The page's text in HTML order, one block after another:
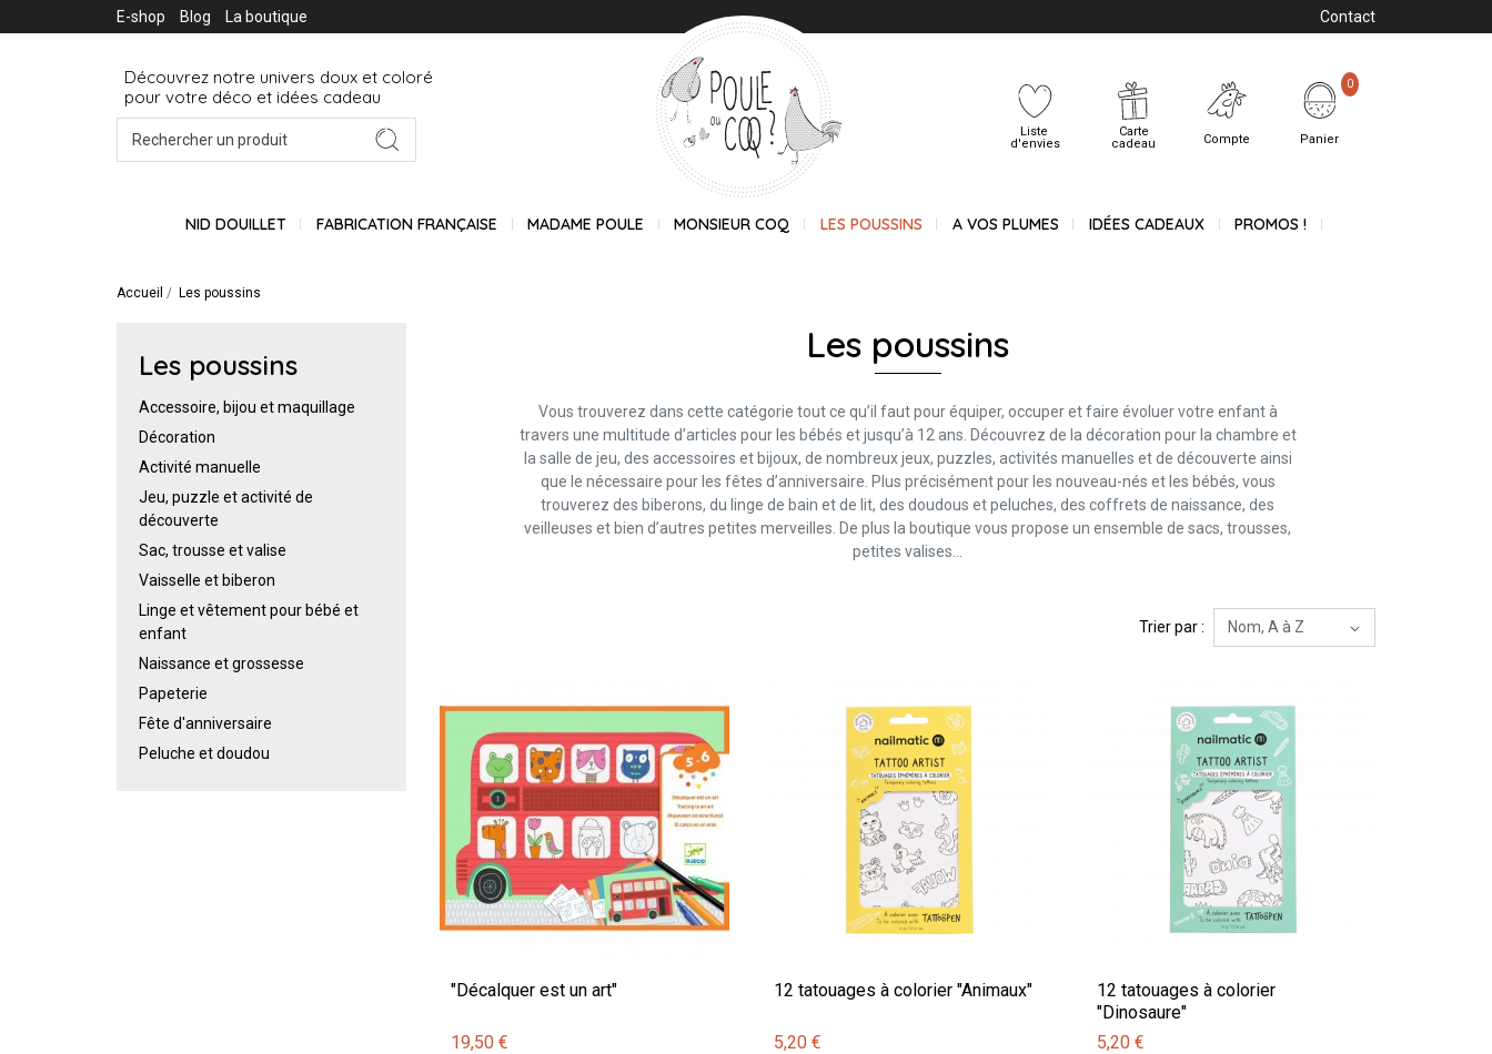
E-shop Blog La boutique Contact
Découvrez notre univers doux et coloré
pour votre déco et idées cadeau
Liste
d'envies
Carte
cadeau
Compte Panier
0
NID DOUILLET FABRICATION FRANÇAISE MADAME POULE MONSIEUR COQ LES POUSSINS A VOS PLUMES IDÉES CADEAUX PROMOS !
Accueil Les poussins
Les poussins
Accessoire, bijou et maquillage
Décoration
Activité manuelle
Jeu, puzzle et activité de
découverte
Sac, trousse et valise
Vaisselle et biberon
Linge et vêtement pour bébé et
enfant
Naissance et grossesse
Papeterie
Fête d'anniversaire
Peluche et doudou
Les poussins
Vous trouverez dans cette catégorie tout ce qu’il faut pour équiper, occuper et faire évoluer votre enfant à
travers une multitude d’articles pour les bébés et jusqu’à 12 ans. Découvrez de la décoration pour la chambre et
la salle de jeu, des accessoires et bijoux, de nombreux jeux, puzzles, activités manuelles et de découverte ainsi
que le nécessaire pour les fêtes d’anniversaire. Plus précisément pour les nouveau-nés et les bébés, vous
trouverez des biberons, du linge de bain et de lit, des doudous et peluches, des coffrets de naissance, des
veilleuses et bien d’autres petites merveilles. De plus la boutique vous propose un ensemble de sacs, trousses,
petites valises…
Trier par :
"Décalquer est un art"
19,50 €
12 tatouages à colorier "Animaux"
5,20 €
12 tatouages à colorier
"Dinosaure"
5,20 €